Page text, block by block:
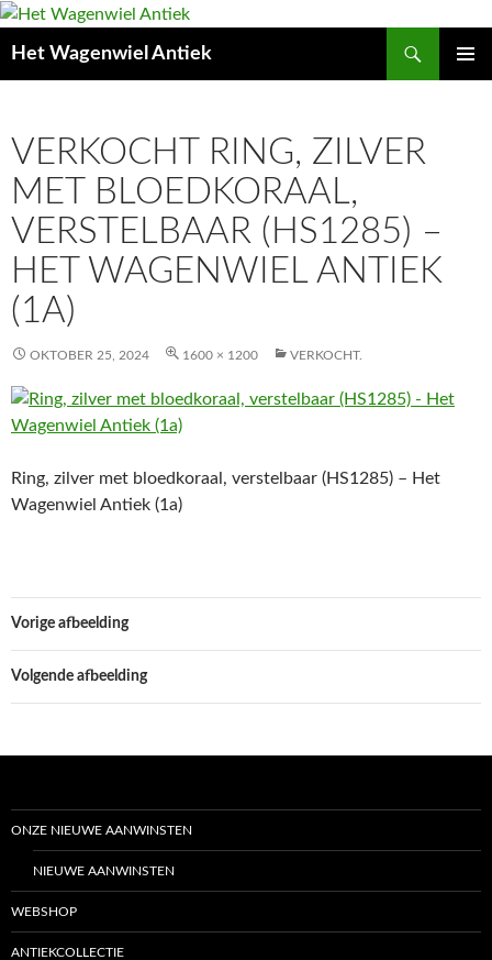
Het Wagenwiel Antiek
VERKOCHT RING, ZILVER
MET BLOEDKORAAL,
VERSTELBAAR (HS1285) –
HET WAGENWIEL ANTIEK
(1A)
OKTOBER 25, 2024 1600 × 1200 VERKOCHT.
Ring, zilver met bloedkoraal, verstelbaar (HS1285) – Het
Wagenwiel Antiek (1a)
Vorige afbeelding
Volgende afbeelding
ONZE NIEUWE AANWINSTEN
NIEUWE AANWINSTEN
WEBSHOP
ANTIEKCOLLECTIE